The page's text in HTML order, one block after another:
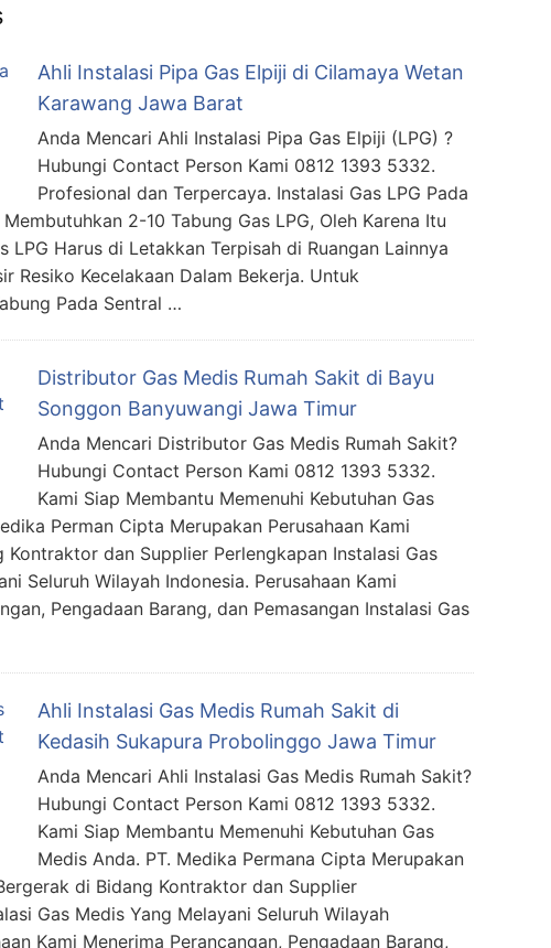
Ahli Instalasi Pipa Gas Elpiji di Cilamaya Wetan
Karawang Jawa Barat
Anda Mencari Ahli Instalasi Pipa Gas Elpiji (LPG) ?
Hubungi Contact Person Kami 0812 1393 5332.
Profesional dan Terpercaya. Instalasi Gas LPG Pada
2-10 Tabung Gas LPG, Oleh Karena Itu
LPG Harus di Letakkan Terpisah di Ruangan Lainnya
Resiko Kecelakaan Dalam Bekerja. Untuk
Pada Sentral …
Distributor Gas Medis Rumah Sakit di Bayu
Songgon Banyuwangi Jawa Timur
Anda Mencari Distributor Gas Medis Rumah Sakit?
Hubungi Contact Person Kami 0812 1393 5332.
Kami Siap Membantu Memenuhi Kebutuhan Gas
Perman Cipta Merupakan Perusahaan Kami
Kontraktor dan Supplier Perlengkapan Instalasi Gas
Seluruh Wilayah Indonesia. Perusahaan Kami
Pengadaan Barang, dan Pemasangan Instalasi Gas
Ahli Instalasi Gas Medis Rumah Sakit di
Kedasih Sukapura Probolinggo Jawa Timur
Anda Mencari Ahli Instalasi Gas Medis Rumah Sakit?
Hubungi Contact Person Kami 0812 1393 5332.
Kami Siap Membantu Memenuhi Kebutuhan Gas
Medis Anda. PT. Medika Permana Cipta Merupakan
di Bidang Kontraktor dan Supplier
Gas Medis Yang Melayani Seluruh Wilayah
Kami Menerima Perancangan, Pengadaan Barang,